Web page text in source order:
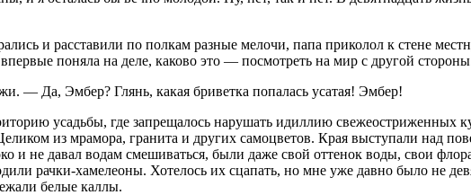
и расставили по полкам разные мелочи, папа приколол к стене
поняла на деле, каково это — посмотреть на мир с другой
— Да, Эмбер? Глянь, какая бриветка попалась усатая! Эмбер!
усадьбы, где запрещалось нарушать идиллию свежеостриженных
из мрамора, гранита и других самоцветов. Края выступали над
и не давал водам смешиваться, были даже свой оттенок воды, свои
рачки-хамелеоны. Хотелось их сцапать, но мне уже давно было не
белые каллы.